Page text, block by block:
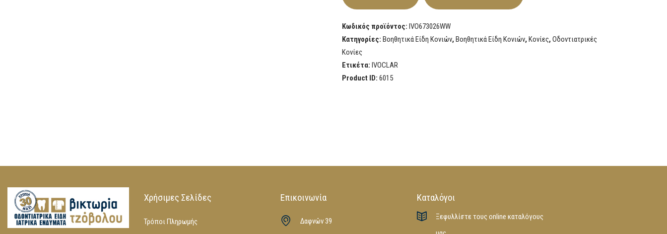
Κωδικός προϊόντος:IVO673026WW
Κατηγορίες:Βοηθητικά Είδη Κονιών,Βοηθητικά Είδη Κονιών,Κονίες,Οδοντιατρικές
Κονίες
Ετικέτα:IVOCLAR
Product ID:6015
Χρήσιμες Σελίδες
Τρόποι Πληρωμής
Επικοινωνία
Δαφνών 39
Καταλόγοι
Ξεφυλλίστε τους online καταλόγους